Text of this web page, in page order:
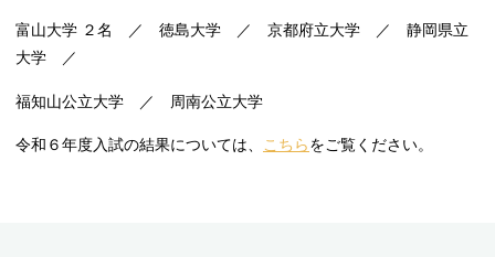
富山大学 ２名 ／徳島大学 ／京都府立大学 ／静岡県立
大学 ／
福知山公立大学 ／ 周南公立大学
令和６年度入試の結果については、 こちらをご覧ください。